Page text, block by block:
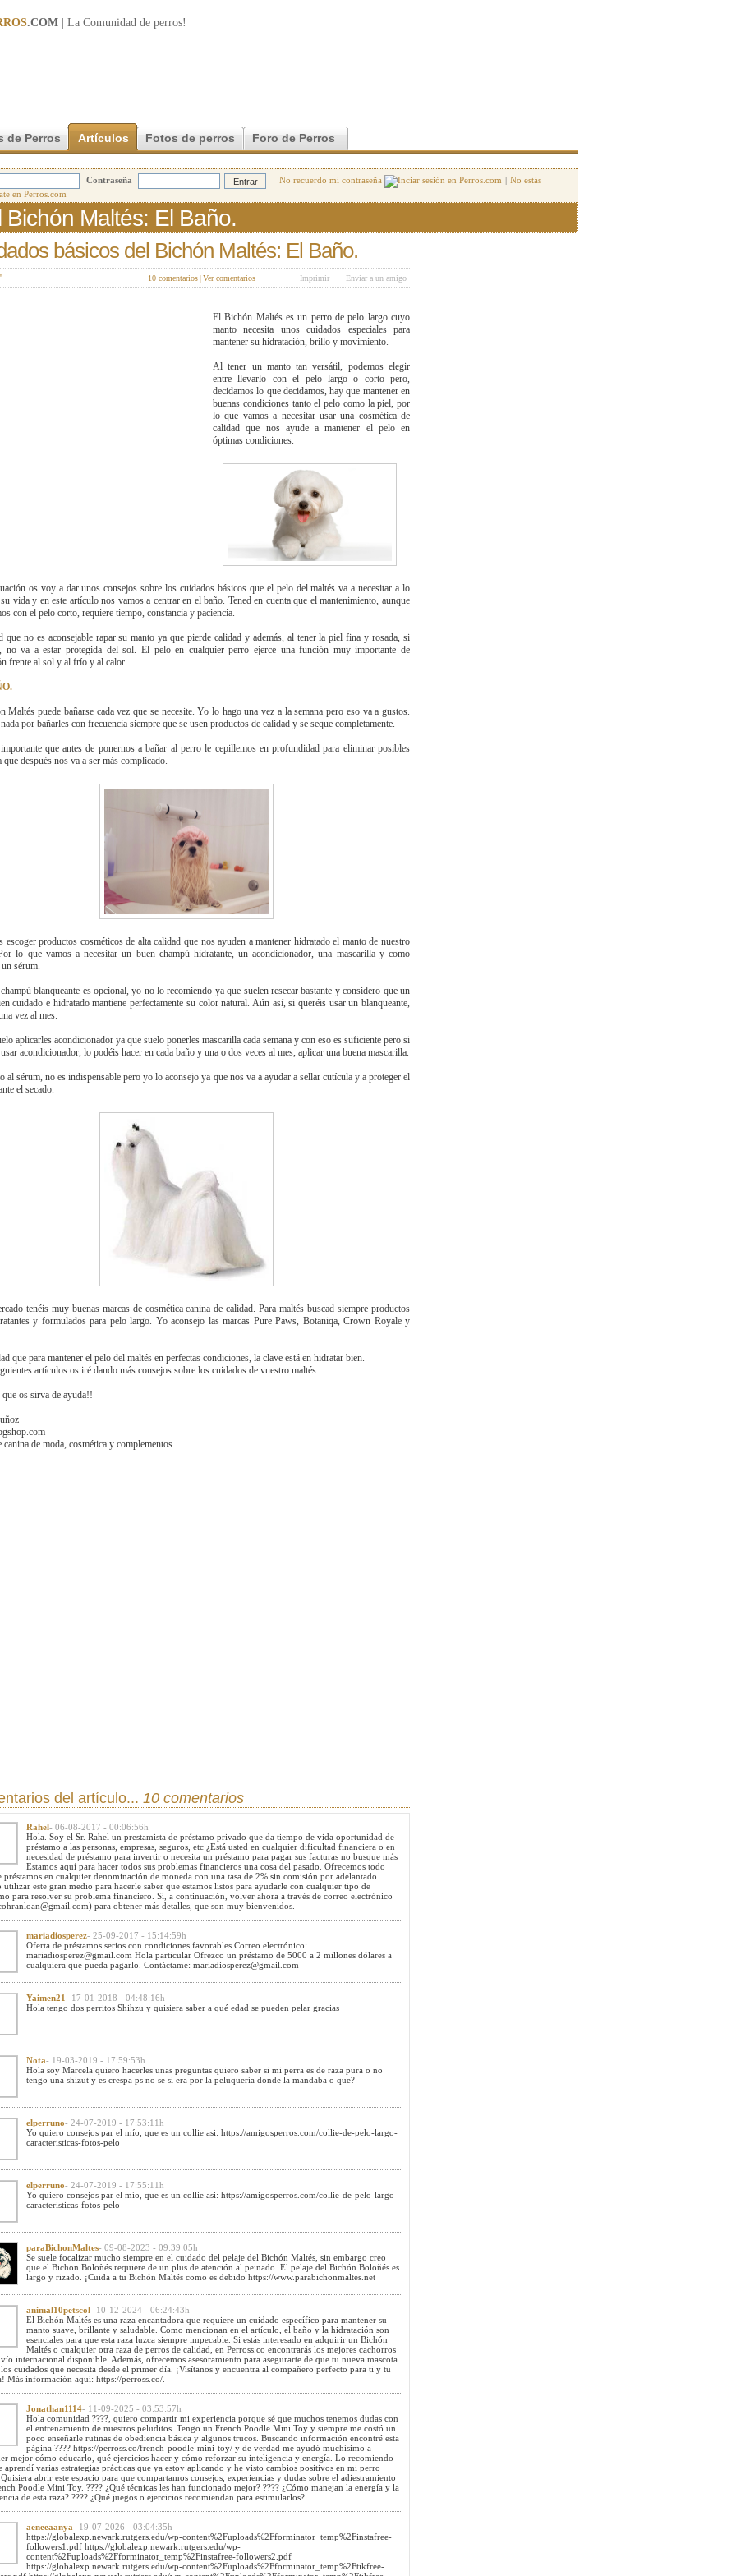
.COM | La Comunidad de perros!
de Perros Artículos Fotos de perros Foro de Perros
Contraseña No recuerdo mi contraseña | No estás
Maltés: El Baño.
básicos del Bichón Maltés: El Baño.
10 comentarios|Ver comentarios Imprimir Enviar a un amigo
El Bichón Maltés es un perro de pelo largo cuyo
manto necesita unos cuidados especiales para
mantener su hidratación, brillo y movimiento.
Al tener un manto tan versátil, podemos elegir
entre llevarlo con el pelo largo o corto pero,
decidamos lo que decidamos, hay que mantener en
buenas condiciones tanto el pelo como la piel, por
lo que vamos a necesitar usar una cosmética de
calidad que nos ayude a mantener el pelo en
óptimas condiciones.
os voy a dar unos consejos sobre los cuidados básicos que el pelo del maltés va a necesitar a lo
vida y en este artículo nos vamos a centrar en el baño. Tened en cuenta que el mantenimiento, aunque
con el pelo corto, requiere tiempo, constancia y paciencia.
que no es aconsejable rapar su manto ya que pierde calidad y además, al tener la piel fina y rosada, si
no va a estar protegida del sol. El pelo en cualquier perro ejerce una función muy importante de
frente al sol y al frío y al calor.
Maltés puede bañarse cada vez que se necesite. Yo lo hago una vez a la semana pero eso va a gustos.
por bañarles con frecuencia siempre que se usen productos de calidad y se seque completamente.
que antes de ponernos a bañar al perro le cepillemos en profundidad para eliminar posibles
que después nos va a ser más complicado.
escoger productos cosméticos de alta calidad que nos ayuden a mantener hidratado el manto de nuestro
lo que vamos a necesitar un buen champú hidratante, un acondicionador, una mascarilla y como
sérum.
blanqueante es opcional, yo no lo recomiendo ya que suelen resecar bastante y considero que un
cuidado e hidratado mantiene perfectamente su color natural. Aún así, si queréis usar un blanqueante,
vez al mes.
aplicarles acondicionador ya que suelo ponerles mascarilla cada semana y con eso es suficiente pero si
acondicionador, lo podéis hacer en cada baño y una o dos veces al mes, aplicar una buena mascarilla.
al sérum, no es indispensable pero yo lo aconsejo ya que nos va a ayudar a sellar cutícula y a proteger el
el secado.
tenéis muy buenas marcas de cosmética canina de calidad. Para maltés buscad siempre productos
y formulados para pelo largo. Yo aconsejo las marcas Pure Paws, Botaniqa, Crown Royale y
que para mantener el pelo del maltés en perfectas condiciones, la clave está en hidratar bien.
artículos os iré dando más consejos sobre los cuidados de vuestro maltés.
que os sirva de ayuda!!
canina de moda, cosmética y complementos.
del artículo... 10 comentarios
Rahel- 06-08-2017 - 00:06:56h
Hola. Soy el Sr. Rahel un prestamista de préstamo privado que da tiempo de vida oportunidad de
préstamo a las personas, empresas, seguros, etc ¿Está usted en cualquier dificultad financiera o en
necesidad de préstamo para invertir o necesita un préstamo para pagar sus facturas no busque más
Estamos aquí para hacer todos sus problemas financieros una cosa del pasado. Ofrecemos todo
préstamos en cualquier denominación de moneda con una tasa de 2% sin comisión por adelantado.
utilizar este gran medio para hacerle saber que estamos listos para ayudarle con cualquier tipo de
para resolver su problema financiero. Sí, a continuación, volver ahora a través de correo electrónico
) para obtener más detalles, que son muy bienvenidos.
mariadiosperez- 25-09-2017 - 15:14:59h
Oferta de préstamos serios con condiciones favorables Correo electrónico:
mariadiosperez@gmail.com Hola particular Ofrezco un préstamo de 5000 a 2 millones dólares a
cualquiera que pueda pagarlo. Contáctame: mariadiosperez@gmail.com
Yaimen21- 17-01-2018 - 04:48:16h
Hola tengo dos perritos Shihzu y quisiera saber a qué edad se pueden pelar gracias
Nota- 19-03-2019 - 17:59:53h
Hola soy Marcela quiero hacerles unas preguntas quiero saber si mi perra es de raza pura o no
tengo una shizut y es crespa ps no se si era por la peluquería donde la mandaba o que?
elperruno- 24-07-2019 - 17:53:11h
Yo quiero consejos par el mío, que es un collie asi: https://amigosperros.com/collie-de-pelo-largo-
caracteristicas-fotos-pelo
elperruno- 24-07-2019 - 17:55:11h
Yo quiero consejos par el mío, que es un collie asi: https://amigosperros.com/collie-de-pelo-largo-
caracteristicas-fotos-pelo
paraBichonMaltes- 09-08-2023 - 09:39:05h
Se suele focalizar mucho siempre en el cuidado del pelaje del Bichón Maltés, sin embargo creo
que el Bichon Boloñés requiere de un plus de atención al peinado. El pelaje del Bichón Boloñés es
largo y rizado. ¡Cuida a tu Bichón Maltés como es debido https://www.parabichonmaltes.net
animal10petscol- 10-12-2024 - 06:24:43h
El Bichón Maltés es una raza encantadora que requiere un cuidado específico para mantener su
manto suave, brillante y saludable. Como mencionan en el artículo, el baño y la hidratación son
esenciales para que esta raza luzca siempre impecable. Si estás interesado en adquirir un Bichón
Maltés o cualquier otra raza de perros de calidad, en Perross.co encontrarás los mejores cachorros
internacional disponible. Además, ofrecemos asesoramiento para asegurarte de que tu nueva mascota
cuidados que necesita desde el primer día. ¡Visítanos y encuentra al compañero perfecto para ti y tu
Más información aquí: https://perross.co/.
Jonathan1114- 11-09-2025 - 03:53:57h
Hola comunidad ????, quiero compartir mi experiencia porque sé que muchos tenemos dudas con
el entrenamiento de nuestros peluditos. Tengo un French Poodle Mini Toy y siempre me costó un
poco enseñarle rutinas de obediencia básica y algunos trucos. Buscando información encontré esta
página ???? https://perross.co/french-poodle-mini-toy/ y de verdad me ayudó muchísimo a
mejor cómo educarlo, qué ejercicios hacer y cómo reforzar su inteligencia y energía. Lo recomiendo
aprendí varias estrategias prácticas que ya estoy aplicando y he visto cambios positivos en mi perro
Quisiera abrir este espacio para que compartamos consejos, experiencias y dudas sobre el adiestramiento
Poodle Mini Toy. ???? ¿Qué técnicas les han funcionado mejor? ???? ¿Cómo manejan la energía y la
de esta raza? ???? ¿Qué juegos o ejercicios recomiendan para estimularlos?
aeneeaanya- 19-07-2026 - 03:04:35h
https://globalexp.newark.rutgers.edu/wp-content%2Fuploads%2Fforminator_temp%2Finstafree-
followers1.pdf https://globalexp.newark.rutgers.edu/wp-
content%2Fuploads%2Fforminator_temp%2Finstafree-followers2.pdf
https://globalexp.newark.rutgers.edu/wp-content%2Fuploads%2Fforminator_temp%2Ftikfree-